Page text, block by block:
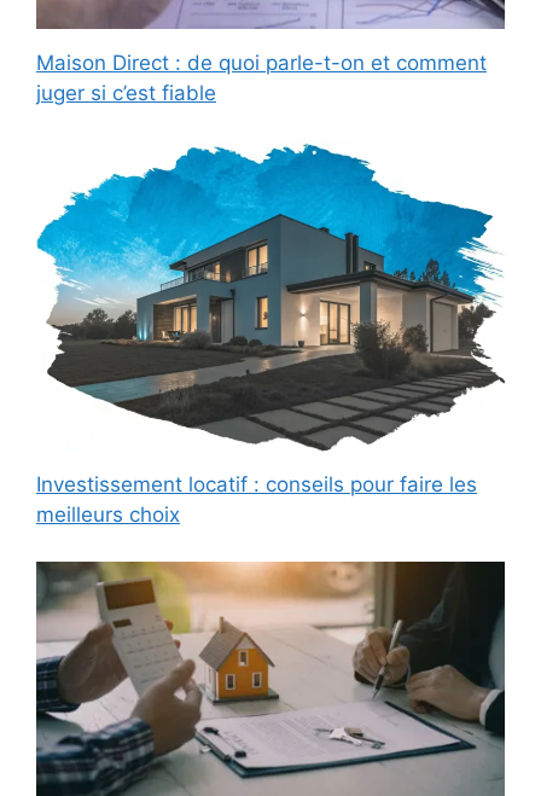
Maison Direct : de quoi parle-t-on et comment
juger si c’est fiable
Investissement locatif : conseils pour faire les
meilleurs choix